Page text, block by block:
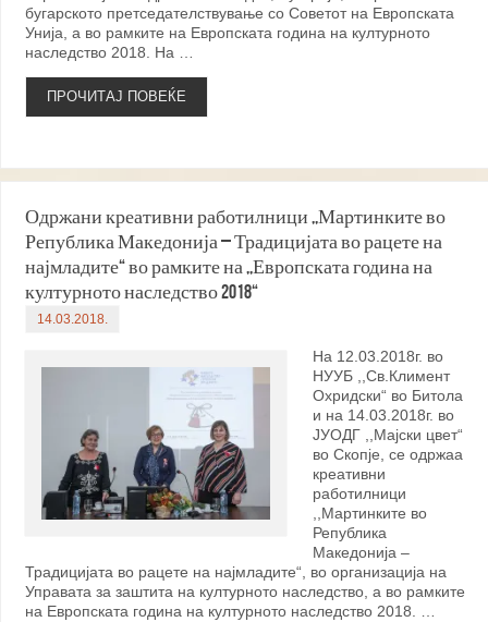
бугарското претседателствување со Советот на Европската
Унијa, а во рамките на Европската година на културното
наследство 2018. На …
ПРОЧИТАЈ ПОВЕЌЕ
Одржани креативни работилници ,,Мартинките во
Република Македонија – Традицијата во рацете на
најмладите“ во рамките на ,,Европската година на
културното наследство 2018“
14.03.2018.
На 12.03.2018г. во
НУУБ ,,Св.Климент
Охридски“ во Битола
и на 14.03.2018г. во
ЈУОДГ ,,Мајски цвет“
во Скопје, се одржаа
креативни
работилници
,,Мартинките во
Република
Македонија –
Традицијата во рацете на најмладите“, во организација на
Управата за заштита на културното наследство, а во рамките
на Европската година на културното наследство 2018. …